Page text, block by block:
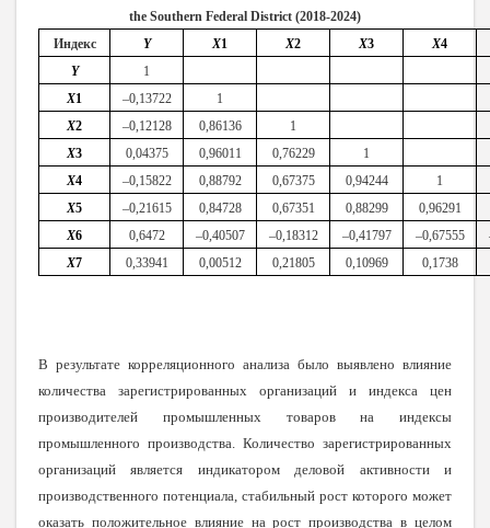
the Southern Federal District (2018-2024)
Индекс
Y X1 X2 X3 X4
Y
1
X1 –0,13722
1
X2 –0,12128 0,86136
1
X3 0,04375 0,96011 0,76229
1
X4 –0,15822 0,88792 0,67375 0,94244
1
X5 –0,21615 0,84728 0,67351 0,88299
0,96291
X6 0,6472 –0,40507 –0,18312 –0,41797 –0,67555
X7 0,33941 0,00512 0,21805 0,10969 0,1738
В результате корреляционного анализа было выявлено влияние
количества зарегистрированных организаций и индекса цен
производителей промышленных товаров на индексы
промышленного производства. Количество зарегистрированных
организаций является индикатором деловой активности и
производственного потенциала, стабильный рост которого может
оказать положительное влияние на рост производства в целом